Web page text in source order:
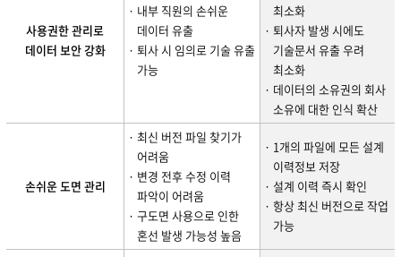
사용권한 관리로
데이터 보안 강화
· 내부 직원의 손쉬운
데이터 유출
· 퇴사 시 임의로 기술 유출
가능
최소화
· 퇴사자 발생 시에도
기술문서 유출 우려
최소화
· 데이터의 소유권의 회사
소유에 대한 인식 확산
손쉬운 도면 관리
· 최신 버전 파일 찾기가
어려움
· 변경 전후 수정 이력
파악이 어려움
· 구도면 사용으로 인한
혼선 발생 가능성 높음
· 1개의 파일에 모든 설계
이력정보 저장
· 설계 이력 즉시 확인
· 항상 최신 버전으로 작업
가능